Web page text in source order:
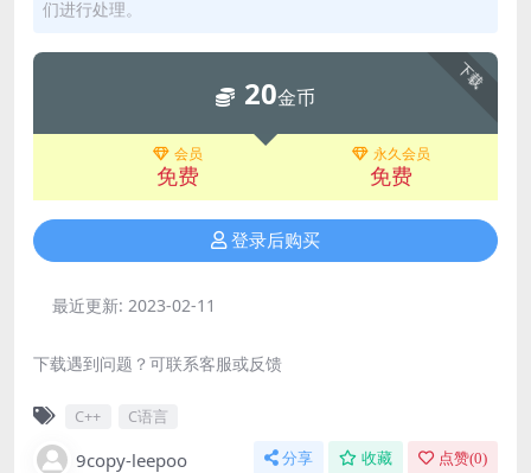
们进行处理。
下载
20金币
会员
免费
永久会员
免费
登录后购买
最近更新: 2023-02-11
下载遇到问题？可联系客服或反馈
C++ C语言
9copy-leepoo 分享 收藏 点赞(0)